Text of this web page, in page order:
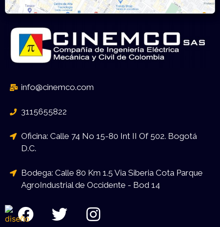
info@cinemco.com
3115655822
Oficina: Calle 74 No 15-80 Int II Of 502. Bogotá
D.C.
Bodega: Calle 80 Km 1.5 Via Siberia Cota Parque
AgroIndustrial de Occidente - Bod 14